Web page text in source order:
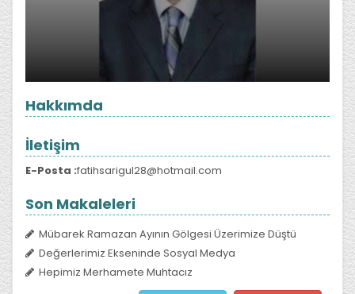
Hakkımda
İletişim
E-Posta :fatihsarigul28@hotmail.com
Son Makaleleri
Mübarek Ramazan Ayının Gölgesi Üzerimize Düştü
Değerlerimiz Ekseninde Sosyal Medya
Hepimiz Merhamete Muhtacız